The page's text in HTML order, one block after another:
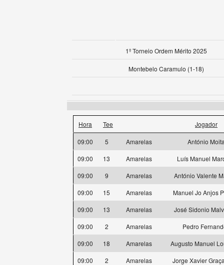
1º Torneio Ordem Mérito 2025
Montebelo Caramulo (1-18)
Hora Tee Jogador
09:00 5 Amarelas
António
09:00
13 Amarelas
Luís Manuel
09:00
9 Amarelas
António Valente
09:00
15 Amarelas
Manuel Jo Anjos
09:00
13 Amarelas
José Sidonio
09:00
2 Amarelas
Pedro
09:00
18 Amarelas
Augusto Manuel
09:00
2 Amarelas
Jorge Xavier